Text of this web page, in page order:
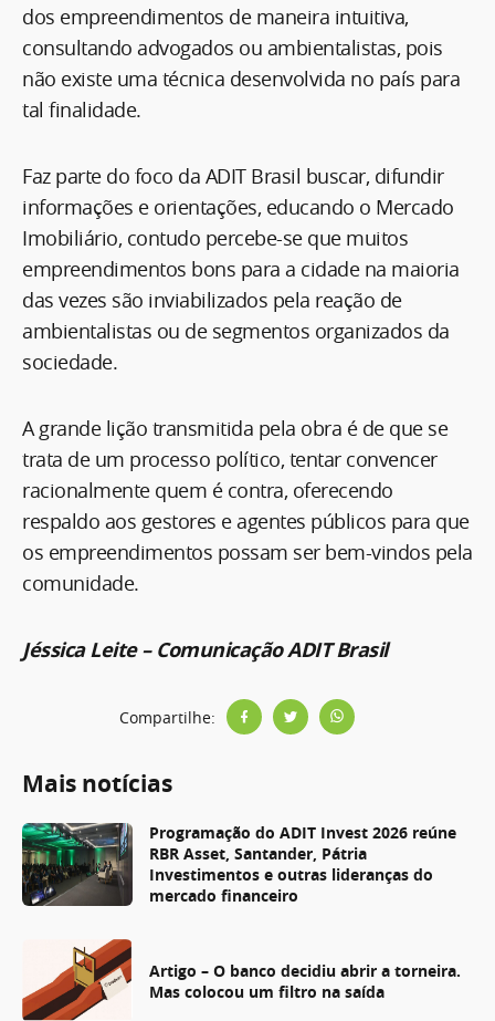
dos empreendimentos de maneira intuitiva,
consultando advogados ou ambientalistas, pois
não existe uma técnica desenvolvida no país para
tal finalidade.
Faz parte do foco da ADIT Brasil buscar, difundir
informações e orientações, educando o Mercado
Imobiliário, contudo percebe-se que muitos
empreendimentos bons para a cidade na maioria
das vezes são inviabilizados pela reação de
ambientalistas ou de segmentos organizados da
sociedade.
A grande lição transmitida pela obra é de que se
trata de um processo político, tentar convencer
racionalmente quem é contra, oferecendo
respaldo aos gestores e agentes públicos para que
os empreendimentos possam ser bem-vindos pela
comunidade.
Jéssica Leite – Comunicação ADIT Brasil
Compartilhe:
Mais notícias
Programação do ADIT Invest 2026 reúne
RBR Asset, Santander, Pátria
Investimentos e outras lideranças do
mercado financeiro
Artigo – O banco decidiu abrir a torneira.
Mas colocou um filtro na saída